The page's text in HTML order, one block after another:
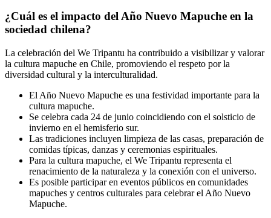
¿Cuál es el impacto del Año Nuevo Mapuche en la
sociedad chilena?
La celebración del We Tripantu ha contribuido a visibilizar y valorar
la cultura mapuche en Chile, promoviendo el respeto por la
diversidad cultural y la interculturalidad.
El Año Nuevo Mapuche es una festividad importante para la
cultura mapuche.
Se celebra cada 24 de junio coincidiendo con el solsticio de
invierno en el hemisferio sur.
Las tradiciones incluyen limpieza de las casas, preparación de
comidas típicas, danzas y ceremonias espirituales.
Para la cultura mapuche, el We Tripantu representa el
renacimiento de la naturaleza y la conexión con el universo.
Es posible participar en eventos públicos en comunidades
mapuches y centros culturales para celebrar el Año Nuevo
Mapuche.